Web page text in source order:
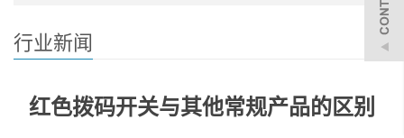
行业新闻
红色拨码开关与其他常规产品的区别